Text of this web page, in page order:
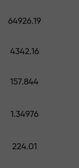
64926.19
4342.16
157.844
1.34976
224.01